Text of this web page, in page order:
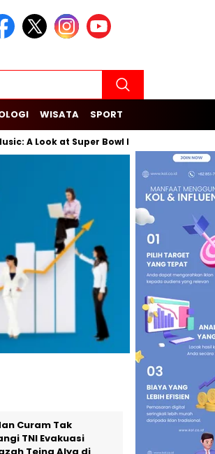
WISATA SPORT
A Look at Super Bowl Performances, New
Curam Tak
TNI Evakuasi
Teina Alya di